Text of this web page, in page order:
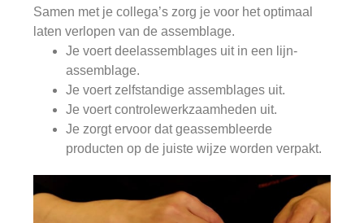
Samen met je collega’s zorg je voor het optimaal
laten verlopen van de assemblage.
Je voert deelassemblages uit in een lijn-
assemblage.
Je voert zelfstandige assemblages uit.
Je voert controlewerkzaamheden uit.
Je zorgt ervoor dat geassembleerde
producten op de juiste wijze worden verpakt.